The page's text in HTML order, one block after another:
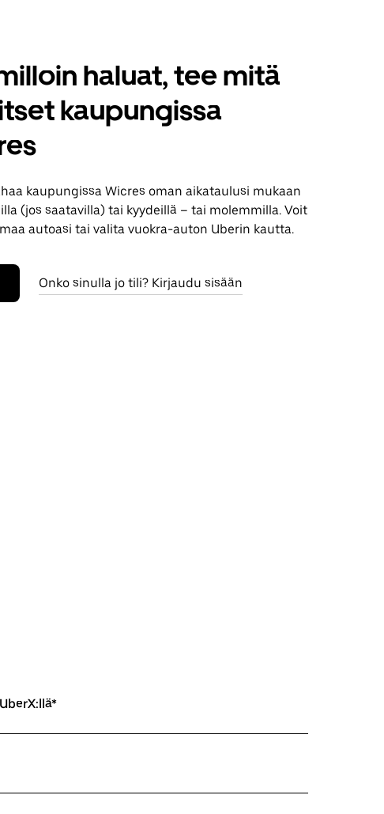
haluat, tee mitä
kaupungissa
kaupungissa Wicres oman aikataulusi mukaan
(jos saatavilla) tai kyydeillä – tai molemmilla. Voit
autoasi tai valita vuokra-auton Uberin kautta.
Onko sinulla jo tili? Kirjaudu sisään